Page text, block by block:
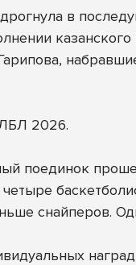
в
казанского
2026.
поединок
снайперов.
наград